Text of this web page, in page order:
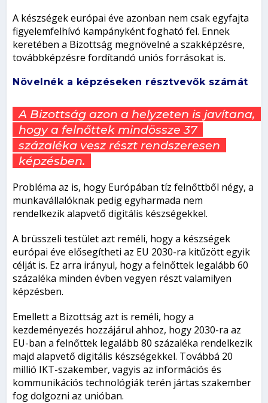
A készségek európai éve azonban nem csak egyfajta
figyelemfelhívó kampányként fogható fel. Ennek
keretében a Bizottság megnövelné a szakképzésre,
továbbképzésre fordítandó uniós forrásokat is.
Növelnék a képzéseken résztvevők számát
A Bizottság azon a helyzeten is javítana,
hogy a felnőttek mindössze 37
százaléka vesz részt rendszeresen
képzésben.
Probléma az is, hogy Európában tíz felnőttből négy, a
munkavállalóknak pedig egyharmada nem
rendelkezik alapvető digitális készségekkel.
A brüsszeli testület azt reméli, hogy a készségek
európai éve elősegítheti az EU 2030-ra kitűzött egyik
célját is. Ez arra irányul, hogy a felnőttek legalább 60
százaléka minden évben vegyen részt valamilyen
képzésben.
Emellett a Bizottság azt is reméli, hogy a
kezdeményezés hozzájárul ahhoz, hogy 2030-ra az
EU-ban a felnőttek legalább 80 százaléka rendelkezik
majd alapvető digitális készségekkel. Továbbá 20
millió IKT-szakember, vagyis az információs és
kommunikációs technológiák terén jártas szakember
fog dolgozni az unióban.